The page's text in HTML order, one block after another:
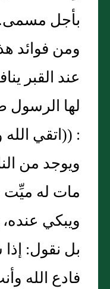
بأجل
ومن فوائد
عند القبر
لها الرسول
: ((اتقي
ويوجد من
مات له ميِّت
ويبكي
بل نقول:
فادع الله